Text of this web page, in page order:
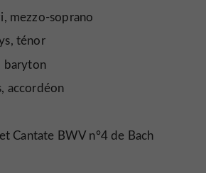
mezzo-soprano
ténor
baryton
accordéon
Cantate BWV n°4 de Bach